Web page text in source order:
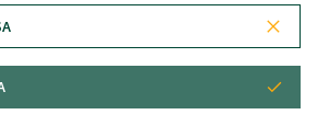
Copyright © 2026 Unideb